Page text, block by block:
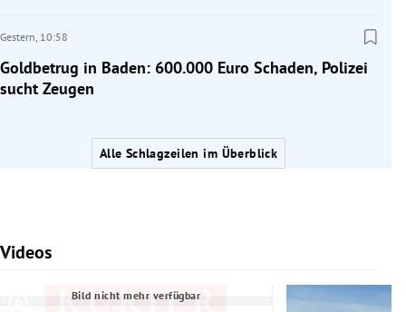
Gestern, 10:58
Goldbetrug in Baden: 600.000 Euro Schaden, Polizei
sucht Zeugen
Alle Schlagzeilen im Überblick
Videos
Slide 1 von 7
Bild nicht mehr verfügbar